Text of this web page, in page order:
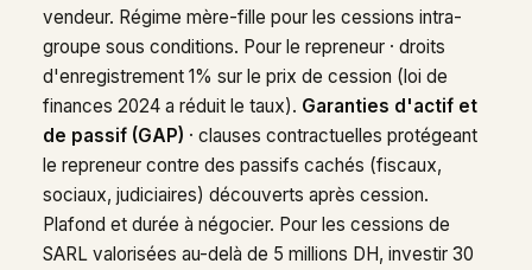
vendeur. Régime mère-fille pour les cessions intra-
groupe sous conditions. Pour le repreneur · droits
d'enregistrement 1% sur le prix de cession (loi de
finances 2024 a réduit le taux). Garanties d'actif et
de passif (GAP) · clauses contractuelles protégeant
le repreneur contre des passifs cachés (fiscaux,
sociaux, judiciaires) découverts après cession.
Plafond et durée à négocier. Pour les cessions de
SARL valorisées au-delà de 5 millions DH, investir 30